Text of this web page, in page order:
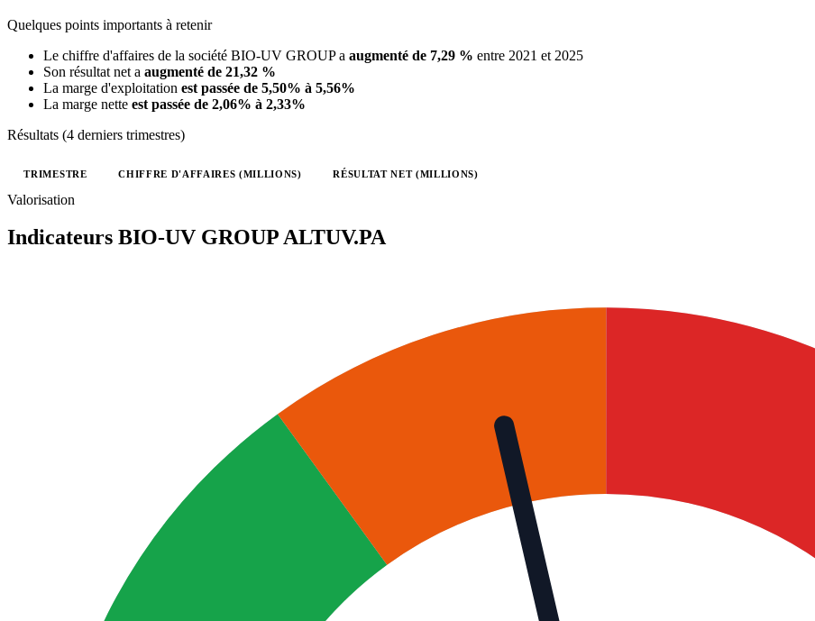
Quelques points importants à retenir
Le chiffre d'affaires de la société BIO-UV GROUP a augmenté de 7,29 % entre 2021 et 2025
Son résultat net a augmenté de 21,32 %
La marge d'exploitation est passée de 5,50% à 5,56%
La marge nette est passée de 2,06% à 2,33%
Résultats (4 derniers trimestres)
Valeurs trimestrielles en millions (euro)
TRIMESTRE CHIFFRE D'AFFAIRES (MILLIONS) RÉSULTAT NET (MILLIONS)
Valorisation
Indicateurs BIO-UV GROUPALTUV.PA